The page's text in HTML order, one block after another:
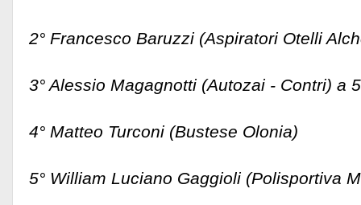
2° Francesco Baruzzi (Aspiratori Otelli
3° Alessio Magagnotti (Autozai - Contri) a
4° Matteo Turconi (Bustese Olonia)
5° William Luciano Gaggioli (Polisportiva